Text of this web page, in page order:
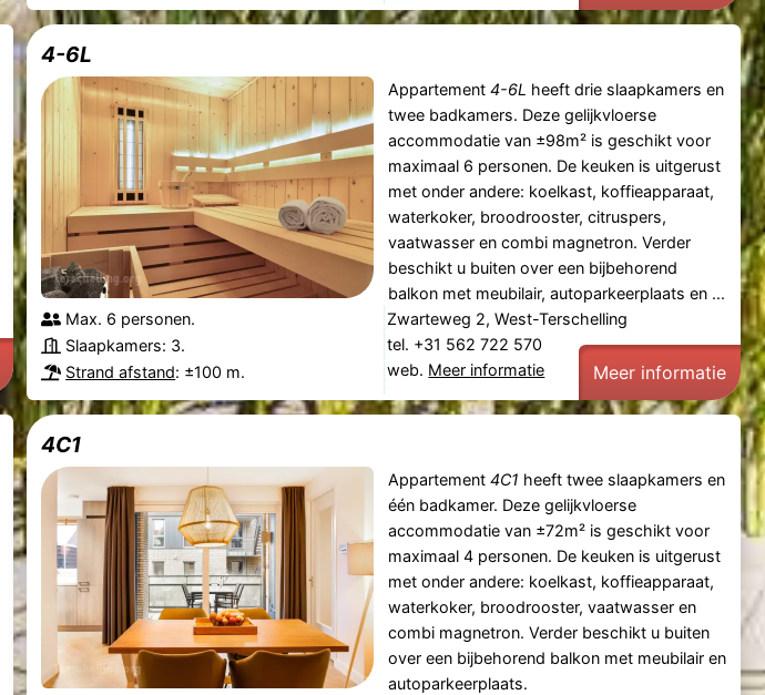
4-6L
Appartement 4-6L heeft drie slaapkamers en
twee badkamers. Deze gelijkvloerse
accommodatie van ±98m² is geschikt voor
maximaal 6 personen. De keuken is uitgerust
met onder andere: koelkast, koffieapparaat,
waterkoker, broodrooster, citruspers,
vaatwasser en combi magnetron. Verder
beschikt u buiten over een bijbehorend
balkon met meubilair, autoparkeerplaats en ...
Max. 6 personen.
Slaapkamers: 3.
Strand afstand: ±100 m.
Zwarteweg 2, West-Terschelling
tel. +31 562 722 570
web. Meer informatie Meer informatie
4C1
Appartement 4C1 heeft twee slaapkamers en
één badkamer. Deze gelijkvloerse
accommodatie van ±72m² is geschikt voor
maximaal 4 personen. De keuken is uitgerust
met onder andere: koelkast, koffieapparaat,
waterkoker, broodrooster, vaatwasser en
combi magnetron. Verder beschikt u buiten
over een bijbehorend balkon met meubilair en
autoparkeerplaats.